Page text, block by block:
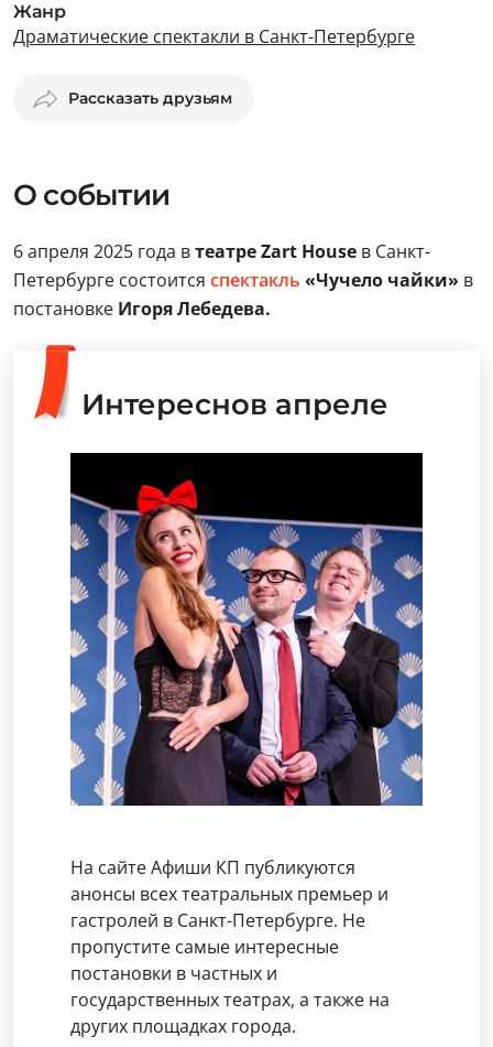
Жанр
Драматические спектакли в Санкт-Петербурге
Рассказать друзьям
О событии
6 апреля 2025 года втеатре Zart House в Санкт-
Петербурге состоится спектакль «Чучело чайки» в
постановке Игоря Лебедева.
Интереснов апреле
На сайте Афиши КП публикуются
анонсы всех театральных премьер и
гастролей в Санкт-Петербурге. Не
пропустите самые интересные
постановки в частных и
государственных театрах, а также на
других площадках города.